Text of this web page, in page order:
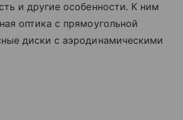
и другие особенности. К ним
оптика с прямоугольной
диски с аэродинамическими